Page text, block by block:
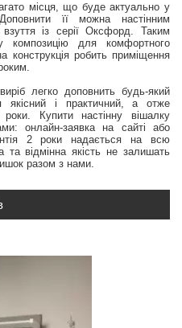
місця, що буде актуально у
її можна настінним
із серії Оксфорд. Таким
композицію для комфортного
конструкція робить приміщення
легко доповнить будь-який
якісний і практичний, а отже
Купити настінну вішалку
онлайн-заявка на сайті або
2 роки надається на всю
та відмінна якість не залишать
разом з нами.